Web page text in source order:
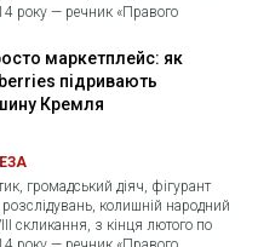
року — речник «Правого
маркетплейс: як
підривають
Кремля
громадський діяч, фігурант
колишній народний
скликання, з кінця лютого по